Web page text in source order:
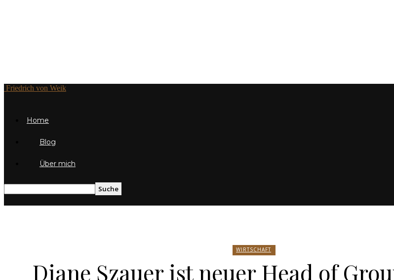
Friedrich von Weik
Home
Blog
Über mich
WIRTSCHAFT
Diane Szauer ist neuer Head of